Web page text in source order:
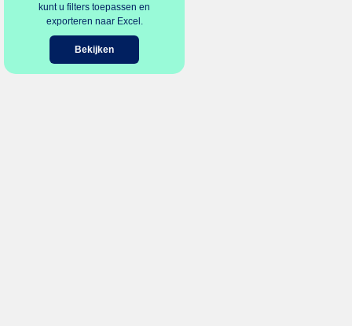
kunt u filters toepassen en
exporteren naar Excel.
Bekijken